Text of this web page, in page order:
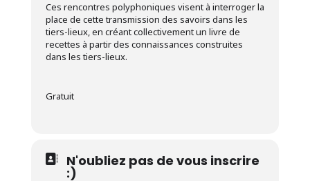
Ces rencontres polyphoniques visent à interroger la
place de cette transmission des savoirs dans les
tiers-lieux, en créant collectivement un livre de
recettes à partir des connaissances construites
dans les tiers-lieux.
Gratuit
N'oubliez pas de vous inscrire
:)